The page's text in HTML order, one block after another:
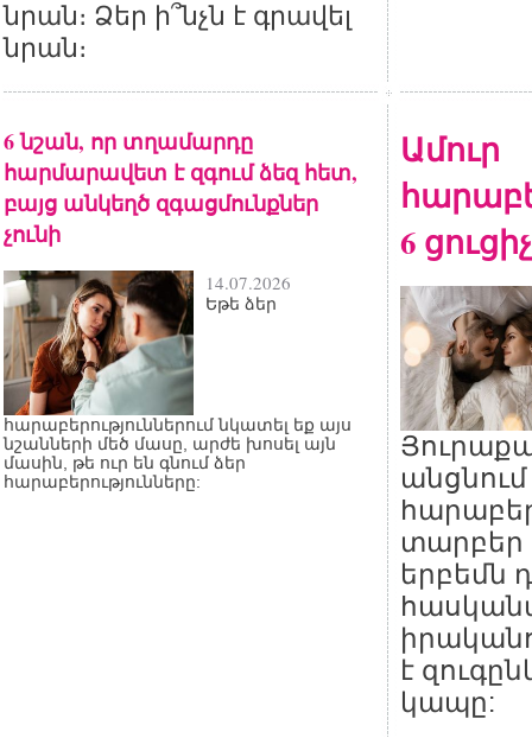
նրան։ Ձեր ի՞նչն է գրավել
նրան։
6 նշան, որ տղամարդը
հարմարավետ է զգում ձեզ հետ,
բայց անկեղծ զգացմունքներ
չունի
14.07.2026
Եթե ձեր
հարաբերություններում նկատել եք այս
նշանների մեծ մասը, արժե խոսել այն
մասին, թե ուր են գնում ձեր
հարաբերությունները:
Ամուր
6 ցուցիչ
անցնում
տարբեր
երբեմն
է
կապը: